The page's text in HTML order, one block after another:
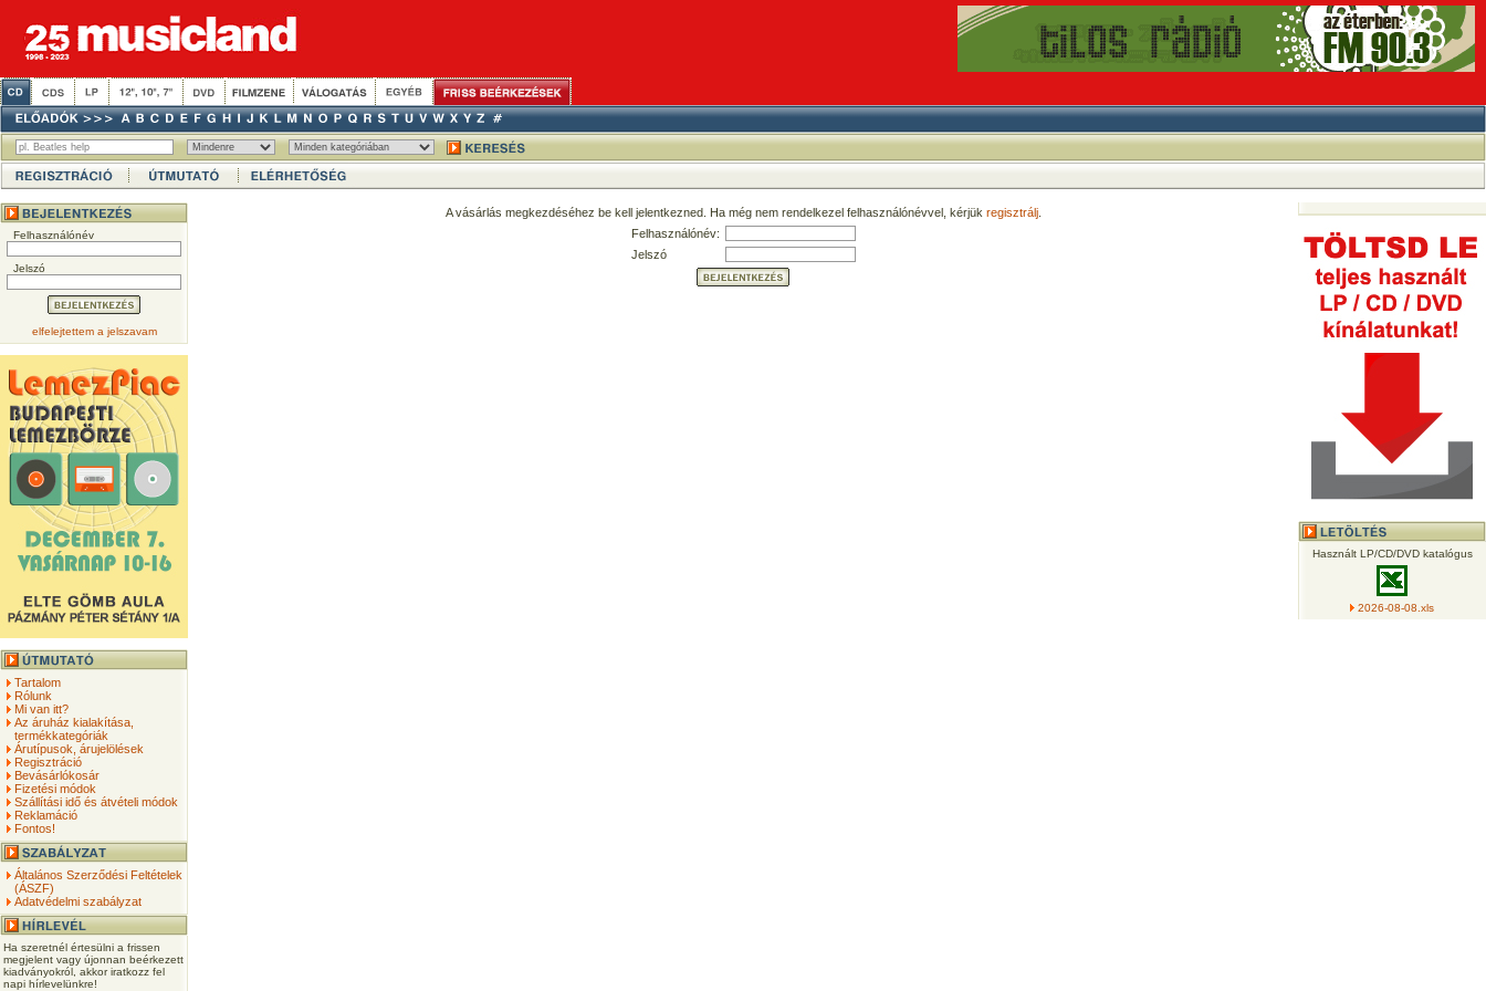
Felhasználónév
Jelszó
elfelejtettem a jelszavam
Tartalom
Rólunk
Mi van itt?
Az áruház kialakítása,
termékkategóriák
Árutípusok, árujelölések
Regisztráció
Bevásárlókosár
Fizetési módok
Szállítási idő és átvételi módok
Reklamáció
Fontos!
Általános Szerződési Feltételek
(ÁSZF)
Adatvédelmi szabályzat
Ha szeretnél értesülni a frissen
megjelent vagy újonnan beérkezett
kiadványokról, akkor iratkozz fel
napi hírlevelünkre!
A vásárlás megkezdéséhez be kell jelentkezned. Ha még nem rendelkezel felhasználónévvel, kérjük regisztrálj.
Felhasználónév:
Jelszó
Használt LP/CD/DVD katalógus
2026-08-08.xls